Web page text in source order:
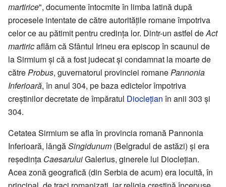
martirice", documente întocmite în limba latină după
procesele intentate de către autoritățile romane împotriva
celor ce au pătimit pentru credința lor. Dintr-un astfel deAct
martiricaflăm că Sfântul Irineu era episcop în scaunul de
la Sirmium și că a fost judecat și condamnat la moarte de
către Probus, guvernatorul provinciei romane Pannonia
Inferioară, în anul 304, pe baza edictelor împotriva
creștinilor decretate de împăratul Dioclețian în anii 303 și
304.
Cetatea Sirmium se afla în provincia romană Pannonia
Inferioară, lângăSingidunum (Belgradul de astăzi) și era
reședința CaesaruluiGalerius, ginerele lui Dioclețian.
Acea zonă geografică (din Serbia de acum) era locuită, în